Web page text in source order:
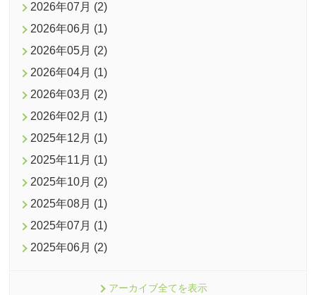
2026年07月 (2)
2026年06月 (1)
2026年05月 (2)
2026年04月 (1)
2026年03月 (2)
2026年02月 (1)
2025年12月 (1)
2025年11月 (1)
2025年10月 (2)
2025年08月 (1)
2025年07月 (1)
2025年06月 (2)
アーカイブ全てを表示